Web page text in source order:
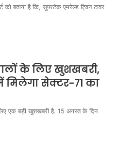
को बताया है कि, सुपरटेक एमरेल्ड ट्विन टावर
के लिए खुशखबरी,
मिलेगा सेक्टर-71 का
एक बड़ी खुशखबरी है. 15 अगस्त के दिन